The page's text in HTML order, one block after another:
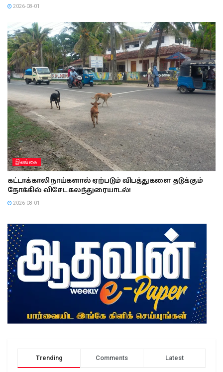
2026-08-01
இலங்கை
கட்டாக்காலி நாய்களால் ஏற்படும் விபத்துகளை தடுக்கும்
நோக்கில் விசேட கலந்துரையாடல்!
2026-08-01
Trending Comments Latest